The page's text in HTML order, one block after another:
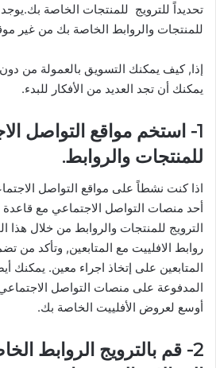
تحديداً للترويج للمنتجات الخاصة
للمنتجات والروابط الخاصة بك من غير
إذا, كيف يمكنك التسويق بالعمولة من دون
يمكنك أن تجد العديد من الأفكار للبدء.
1- استخم مواقع التواصل
للمنتجات والروابط.
اذا كنت نشطاً على مواقع التواصل
أحد منصات التواصل الاجتماعي مع قاعدة
الترويج للمنتجات والروابط من خلال
روابط الافلييت مع المتابعين, وتأكد من
المتابعين على إتخاذ اجراء معين. يمكنك
المدفوعة على منصات التواصل
أوسع لعروض الأفلييت الخاصة بك.
2- قم بالترويج الروابط